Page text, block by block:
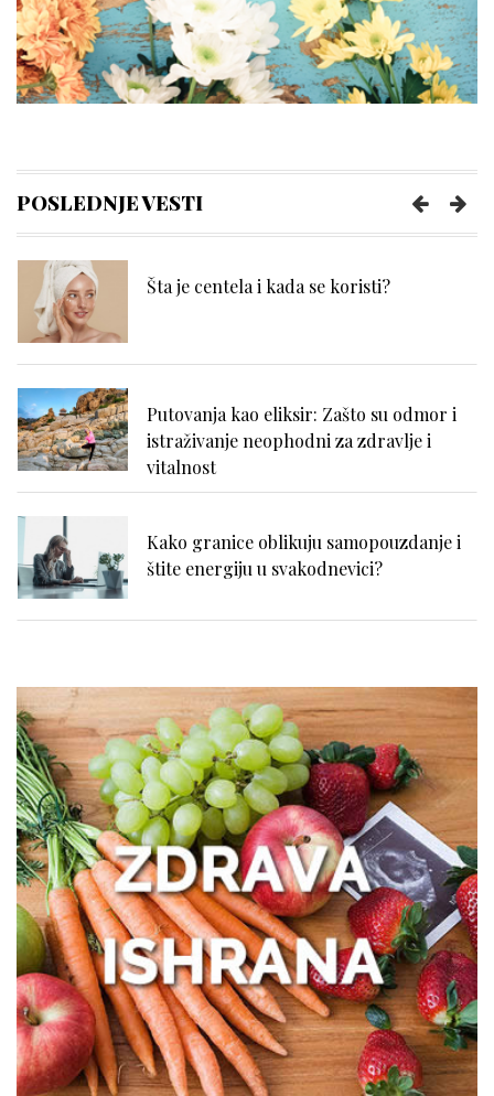
POSLEDNJE VESTI
Kako prepoznati trenutak kada vam je
potreban prečišćivač vazduha?
Šta je centela i kada se koristi?
Putovanja kao eliksir: Zašto su odmor i
istraživanje neophodni za zdravlje i
vitalnost
Kako granice oblikuju samopouzdanje i
štite energiju u svakodnevici?
varenje: kako prepoznati uzrok?
Išijas bez panike: prvi koraci ka
oporavku
Zašto žene treba da obrate pažnju na
zdravlje creva
Kako prepoznati trenutak kada vam je
potreban prečišćivač vazduha?